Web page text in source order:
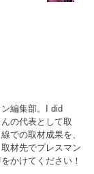
編集部。I did
の代表として取
での取材成果を、
材先でプレスマン
かけてください！